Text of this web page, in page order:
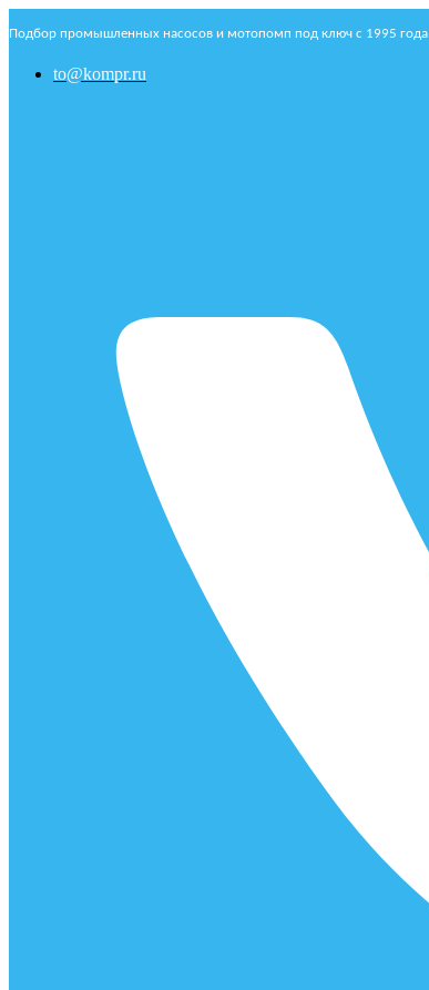
Подбор промышленных насосов и мотопомп под ключ с 1995 года
to@kompr.ru